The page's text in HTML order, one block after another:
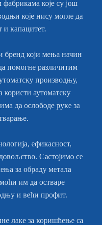
које су још
које нису могле да
и капацитет.
бренд који мења начин
помогне различитим
производњу,
користи аутоматску
да ослободе руке за
ефикасност,
Састојимо се
за обраду метала
им да остваре
и већи профит.
лаке за коришћење са